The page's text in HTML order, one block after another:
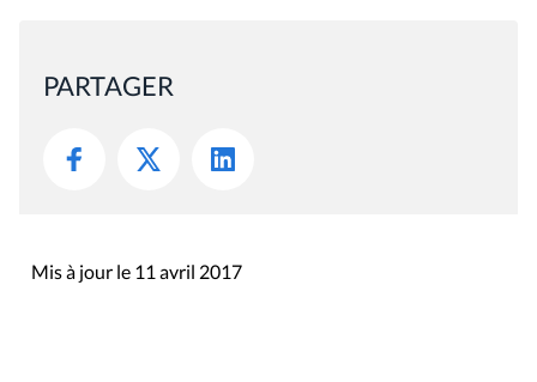
PARTAGER
Mis à jour le 11 avril 2017